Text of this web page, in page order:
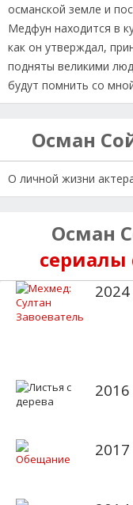
османской земле и
Медфун находится в
как он утверждал,
подняты великими
будут помнить со
Осман
О личной жизни
Осман
сериалы
2024
2016
2017